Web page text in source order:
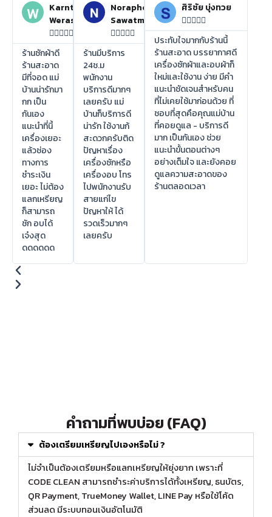
Karnthida
Weraswsthada

ร้านซักผ้าดี
ร้านสะอาด
มีที่จอด แม่
บ้านน่ารักมา
กก เป็น
กันเอง
แนะนำที่นี้
เครื่องเยอะ
แล้วช่อง
ทางการ
ชำระเงิน
เยอะ ไม่ต้อง
แลกเหรียญ
ก็สามารถ
ชัก อบได้
เจ๋งสุด
ดดดดดด
Noraphon
Sawatmuang

ร้านมีบริการ
24ช.ม
พนักงาน
บริการดีมากๆ
เลยครับ แม่
บ้านก็บริการดี
น่ารัก ใช้งานก้
สะดวกครับติด
ปัญหาเรื่อง
เครื่องซักหรือ
เครื่องอบ โทร
ไปพนักงานรับ
สายแก่ไข
ปัญหาให้ ได้
รวดเร็วมากๆ
เลยครับ
ศิริชัย บุ่งทวย

ประทับใจมากกับร้านนี้
ร้านสะอาด บรรยากาศดี
เครื่องซักผ้าและอบผ้าก็
ใหม่และใช้งาน ง่าย มีคำ
แนะนำชัดเจนสำหรับคน
ที่ไม่เคยใช้มาก่อนด้วย ที่
ชอบที่สุดคือคุณแม่บ้าน
ที่คอยดูแล - บริการดี
มาก เป็นกันเอง ช่วย
แนะนำขั้นตอนต่างๆ
อย่างเต็มใจ และยังคอย
ดูแลความสะอาดของ
ร้านตลอดเวลา
คำถามที่พบบ่อย (FAQ)
ต้องเตรียมเหรียญไปเองหรือไม่ ?
ไม่จำเป็นต้องเตรียมหรือแลกเหรียญให้ยุ่งยาก เพราะที่
CODE CLEAN สามารถชำระค่าบริการได้ทั้งเหรียญ, ธนบัตร,
QR Payment, TrueMoney Wallet, LINE Pay หรือใช้โค้ด
ส่วนลด มีระบบทอนเงินอัตโนมัติ